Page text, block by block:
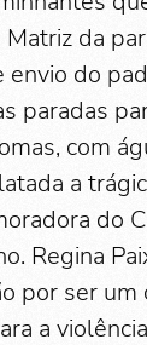
da
do
paradas
com
a
do
Regina
por ser
a